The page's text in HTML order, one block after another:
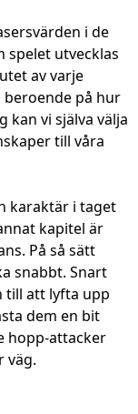
i de
spelet utvecklas
av varje
på hur
kan vi själva välja
till våra
karaktär i taget
kapitel är
På så sätt
snabbt. Snart
till att lyfta upp
dem en bit
hopp-attacker
väg.